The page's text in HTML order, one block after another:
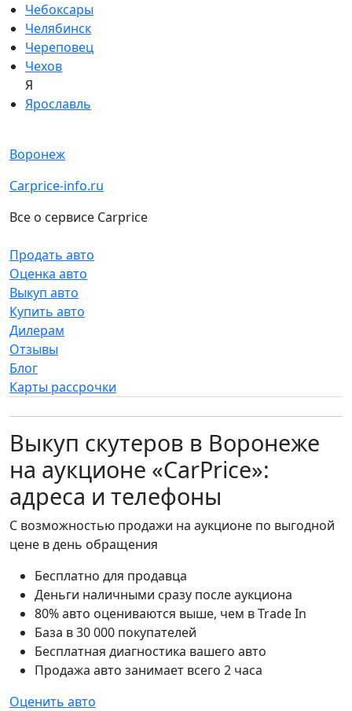
Чебоксары
Челябинск
Череповец
Чехов
Я
Ярославль
Воронеж
Carprice-info.ru
Все о сервисе Carprice
Продать авто
Оценка авто
Выкуп авто
Купить авто
Дилерам
Отзывы
Блог
Карты рассрочки
Выкуп скутеров в Воронеже
на аукционе «CarPrice»:
адреса и телефоны
С возможностью продажи на аукционе по выгодной
цене в день обращения
Бесплатно для продавца
Деньги наличными сразу после аукциона
80% авто оцениваются выше, чем в Trade In
База в 30 000 покупателей
Бесплатная диагностика вашего авто
Продажа авто занимает всего 2 часа
Оценить авто